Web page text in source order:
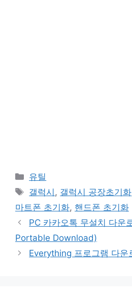
카
테
리
유틸
태
그
갤럭시 , 갤럭시 공장초기화
마트폰 초기화, 핸드폰 초기화
PC 카카오톡 무설치 다운
Portable Download)
Everything 프로그램 다운